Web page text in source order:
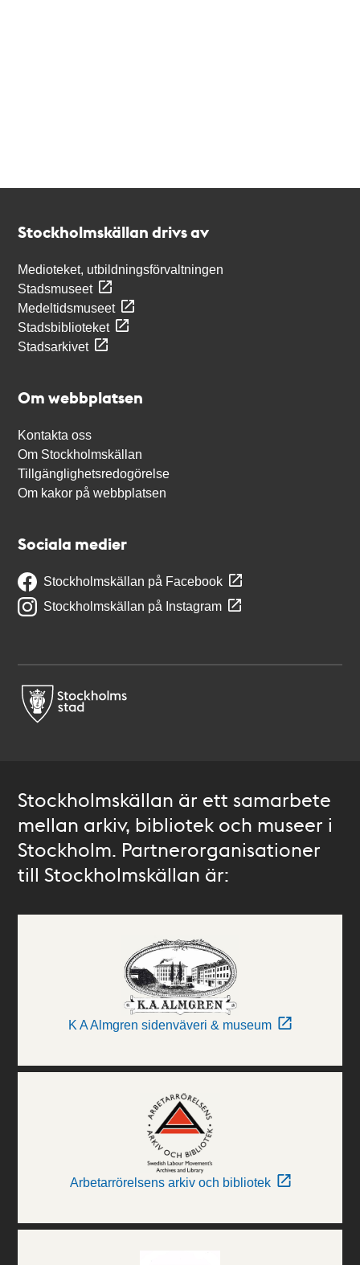
Stockholmskällan drivs av
Medioteket, utbildningsförvaltningen
Stadsmuseet
Medeltidsmuseet
Stadsbiblioteket
Stadsarkivet
Om webbplatsen
Kontakta oss
Om Stockholmskällan
Tillgänglighetsredogörelse
Om kakor på webbplatsen
Sociala medier
Stockholmskällan på Facebook
Stockholmskällan på Instagram
Stockholmskällan är ett samarbete
mellan arkiv, bibliotek och museer i
Stockholm. Partnerorganisationer
till Stockholmskällan är:
K A Almgren sidenväveri & museum
Arbetarrörelsens arkiv och bibliotek